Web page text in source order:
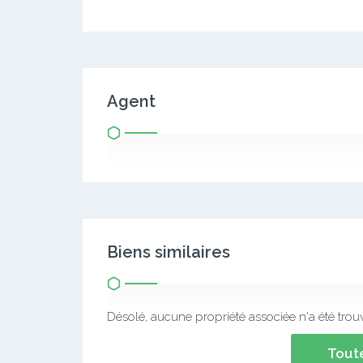
Agent
Biens similaires
Désolé, aucune propriété associée n'a été